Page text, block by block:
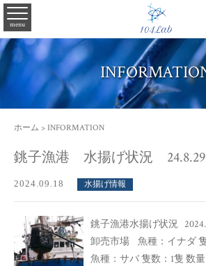
menu
ホーム > INFORMATION
銚子漁港 水揚げ状況 24.8.29
2024.09.18 水揚げ情報
銚子漁港水揚げ状況
卸売市場 魚種：イナダ
魚種：サバ 隻数：1隻 数量